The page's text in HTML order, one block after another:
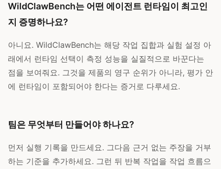
WildClawBench는 어떤 에이전트 런타임이 최고인
지 증명하나요?
아니요. WildClawBench는 해당 작업 집합과 실험 설정 아
래에서 런타임 선택이 측정 성능을 실질적으로 바꾼다는
점을 보여줘요. 그것을 제품의 영구 순위가 아니라, 평가 안
에 런타임이 포함되어야 한다는 증거로 다루세요.
팀은 무엇부터 만들어야 하나요?
먼저 실행 기록을 만드세요. 그다음 근거 없는 주장을 거부
하는 기준을 추가하세요. 그런 뒤 반복 작업을 작업 흐름으